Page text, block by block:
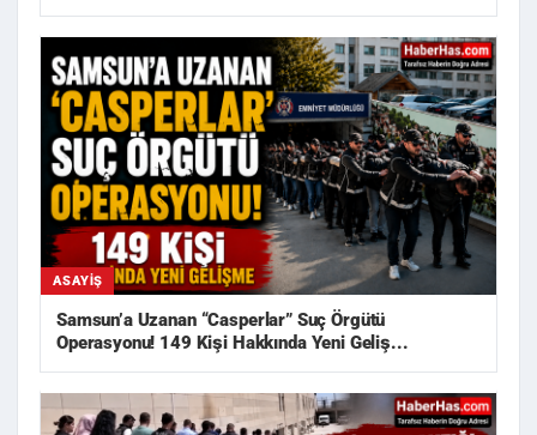
ASAYIŞ
Samsun’a Uzanan “Casperlar” Suç Örgütü
Operasyonu! 149 Kişi Hakkında Yeni Geliş...